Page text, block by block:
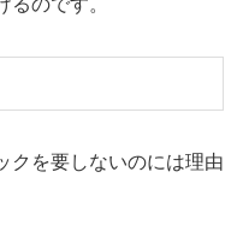
のです。
クを要しないのには理由